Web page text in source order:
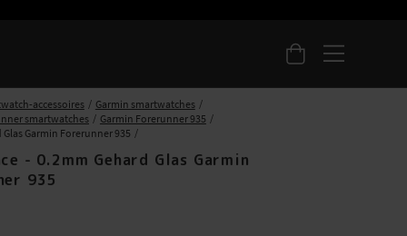
accessoires
Garmin smartwatches
smartwatches
Garmin Forerunner 935
Glas Garmin Forerunner 935
- 0.2mm Gehard Glas Garmin
935